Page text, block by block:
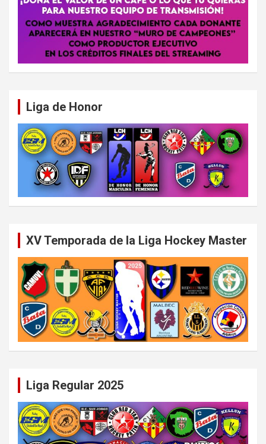
Liga de Honor
XV Temporada de la Liga Hockey Master
Liga Regular 2025